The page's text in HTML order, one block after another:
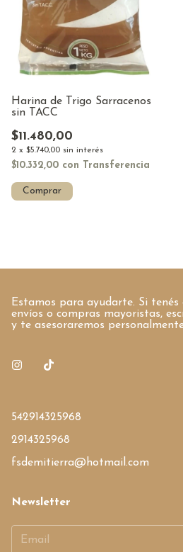
Harina de Trigo Sarracenos
sin TACC
$11.480,00
2 x $5.740,00 sin interés
$10.332,00 con Transferencia
Comprar
Estamos para ayudarte. Si
envíos o compras mayoristas,
y te asesoraremos
542914325968
2914325968
fsdemitierra@hotmail.com
Newsletter